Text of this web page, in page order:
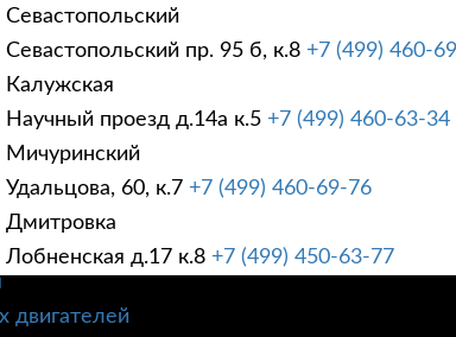
Севастопольский
Севастопольский пр. 95 б, к.8 +7 (499) 460-
Калужская
Научный проезд д.14а к.5 +7 (499) 460-63-34
Мичуринский
Удальцова, 60, к.7 +7 (499) 460-69-76
Дмитровка
Лобненская д.17 к.8 +7 (499) 450-63-77
УСЛУГИ
двигателей